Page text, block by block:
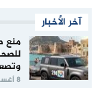
آخر الأخبار
منع
8 أغسطس 2026